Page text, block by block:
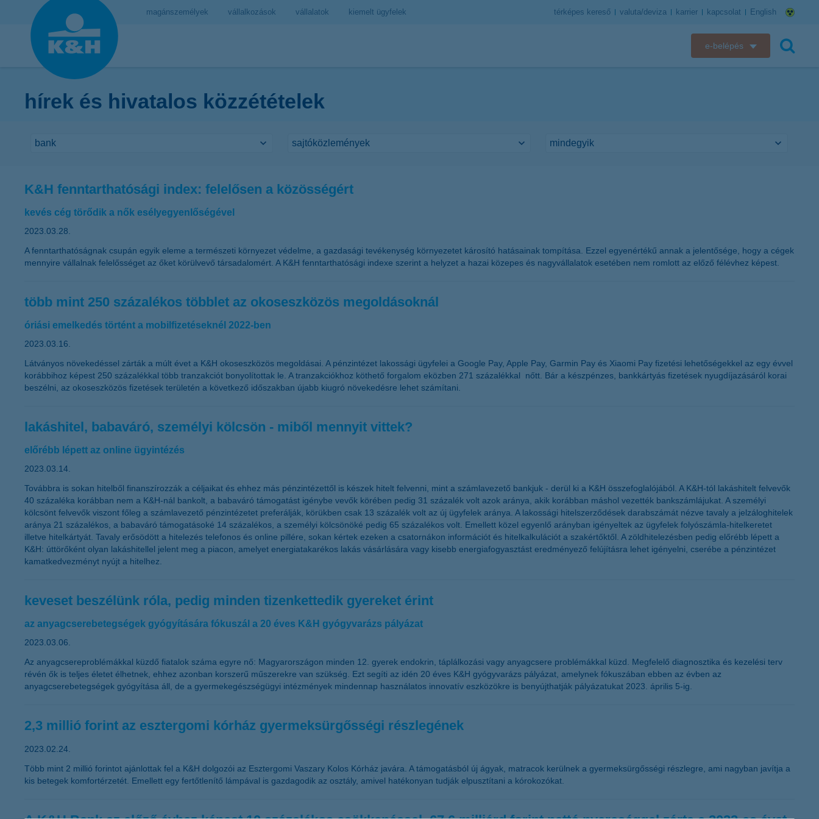
magánszemélyek vállalkozások vállalatok kiemelt ügyfelek térképes kereső valuta/deviza karrier kapcsolat English
e-belépés
K&H e-kártyafelület
hírek és hivatalos közzétételek
K&H fenntarthatósági index: felelősen a közösségért
kevés cég törődik a nők esélyegyenlőségével
2023.03.28.
A fenntarthatóságnak csupán egyik eleme a természeti környezet védelme, a gazdasági tevékenység környezetet károsító hatásainak tompítása. Ezzel egyenértékű annak a jelentősége, hogy a cégek
mennyire vállalnak felelősséget az őket körülvevő társadalomért. A K&H fenntarthatósági indexe szerint a helyzet a hazai közepes és nagyvállalatok esetében nem romlott az előző félévhez képest.
több mint 250 százalékos többlet az okoseszközös megoldásoknál
óriási emelkedés történt a mobilfizetéseknél 2022-ben
2023.03.16.
Látványos növekedéssel zárták a múlt évet a K&H okoseszközös megoldásai. A pénzintézet lakossági ügyfelei a Google Pay, Apple Pay, Garmin Pay és Xiaomi Pay fizetési lehetőségekkel az egy évvel
korábbihoz képest 250 százalékkal több tranzakciót bonyolítottak le. A tranzakciókhoz köthető forgalom eközben 271 százalékkal nőtt. Bár a készpénzes, bankkártyás fizetések nyugdíjazásáról korai
beszélni, az okoseszközös fizetések területén a következő időszakban újabb kiugró növekedésre lehet számítani.
lakáshitel, babaváró, személyi kölcsön - miből mennyit vittek?
előrébb lépett az online ügyintézés
2023.03.14.
Továbbra is sokan hitelből finanszírozzák a céljaikat és ehhez más pénzintézettől is készek hitelt felvenni, mint a számlavezető bankjuk - derül ki a K&H összefoglalójából. A K&H-tól lakáshitelt felvevők
40 százaléka korábban nem a K&H-nál bankolt, a babaváró támogatást igénybe vevők körében pedig 31 százalék volt azok aránya, akik korábban máshol vezették bankszámlájukat. A személyi
kölcsönt felvevők viszont főleg a számlavezető pénzintézetet preferálják, körükben csak 13 százalék volt az új ügyfelek aránya. A lakossági hitelszerződések darabszámát nézve tavaly a jelzáloghitelek
aránya 21 százalékos, a babaváró támogatásoké 14 százalékos, a személyi kölcsönöké pedig 65 százalékos volt. Emellett közel egyenlő arányban igényeltek az ügyfelek folyószámla-hitelkeretet
illetve hitelkártyát. Tavaly erősödött a hitelezés telefonos és online pillére, sokan kértek ezeken a csatornákon információt és hitelkalkulációt a szakértőktől. A zöldhitelezésben pedig előrébb lépett a
K&H: úttörőként olyan lakáshitellel jelent meg a piacon, amelyet energiatakarékos lakás vásárlására vagy kisebb energiafogyasztást eredményező felújításra lehet igényelni, cserébe a pénzintézet
kamatkedvezményt nyújt a hitelhez.
keveset beszélünk róla, pedig minden tizenkettedik gyereket érint
az anyagcserebetegségek gyógyítására fókuszál a 20 éves K&H gyógyvarázs pályázat
2023.03.06.
Az anyagcsereproblémákkal küzdő fiatalok száma egyre nő: Magyarországon minden 12. gyerek endokrin, táplálkozási vagy anyagcsere problémákkal küzd. Megfelelő diagnosztika és kezelési terv
révén ők is teljes életet élhetnek, ehhez azonban korszerű műszerekre van szükség. Ezt segíti az idén 20 éves K&H gyógyvarázs pályázat, amelynek fókuszában ebben az évben az
anyagcserebetegségek gyógyítása áll, de a gyermekegészségügyi intézmények mindennap használatos innovatív eszközökre is benyújthatják pályázatukat 2023. április 5-ig.
2,3 millió forint az esztergomi kórház gyermeksürgősségi részlegének
2023.02.24.
Több mint 2 millió forintot ajánlottak fel a K&H dolgozói az Esztergomi Vaszary Kolos Kórház javára. A támogatásból új ágyak, matracok kerülnek a gyermeksürgősségi részlegre, ami nagyban javítja a
kis betegek komfortérzetét. Emellett egy fertőtlenítő lámpával is gazdagodik az osztály, amivel hatékonyan tudják elpusztítani a kórokozókat.